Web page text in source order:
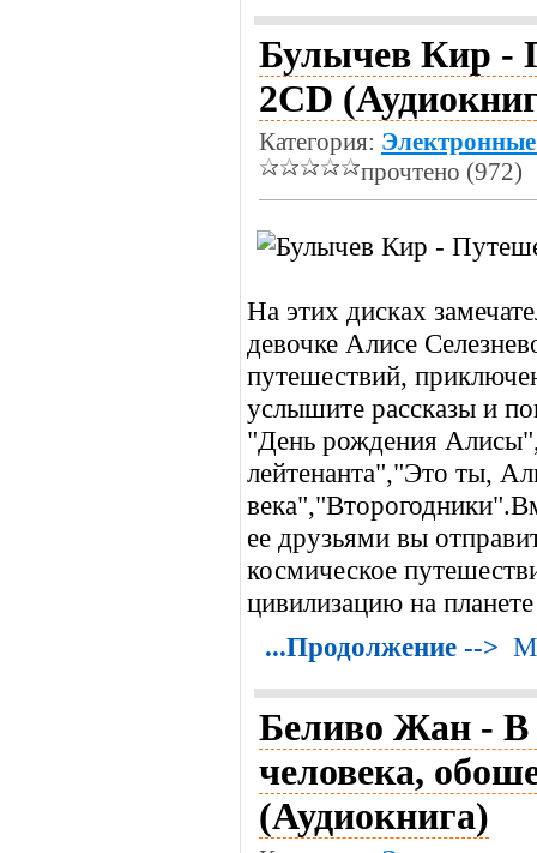
Булычев Кир -
2CD
Категория:
прочтено (972)
На этих дисках
девочке Алисе
путешествий,
услышите рассказы и
"День рождения
лейтенанта","Это ты,
ее друзьями вы
космическое
цивилизацию на
...Продолжение -->
Беливо Жан - В
человека,
(Аудиокнига)